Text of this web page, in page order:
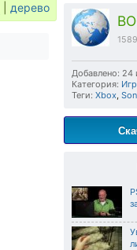
1589
Добавлено: 24
Категория:
Теги: Xbox,
дерево